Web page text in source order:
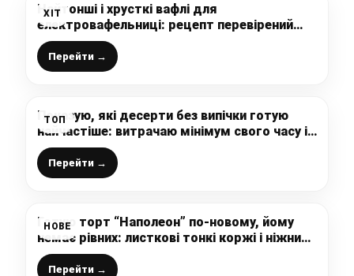
ХІТ
Найтонші і хрусткі вафлі для
електровафельниці: рецепт перевірений
часом – дуже смачно
Перейти →
ТОП
Показую, які десерти без випічки готую
найчастіше: витрачаю мінімум свого часу і
смачно дуже
Перейти →
НОВЕ
Готую торт “Наполеон” по-новому, йому
немає рівних: листкові тонкі коржі і ніжний
заварний крем, що може бути смачніше
Перейти →